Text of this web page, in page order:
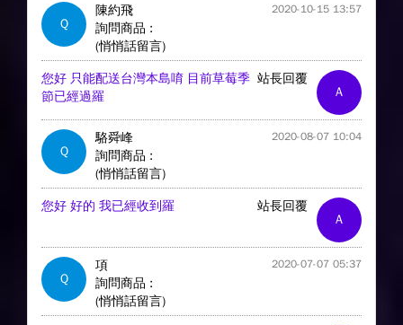
Q
陳約飛 2020-10-15 13:57
詢問商品 :
(悄悄話留言)
A
站長回覆
您好 只能配送台灣本島唷 目前草莓季
節已經過羅
Q
駱舜峰 2020-08-07 10:04
詢問商品 :
(悄悄話留言)
A
站長回覆
您好 好的 我已經收到羅
Q
項 2020-07-07 05:37
詢問商品 :
(悄悄話留言)